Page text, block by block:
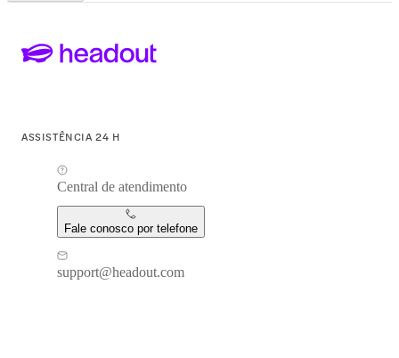
ASSISTÊNCIA 24 H
Central de atendimento
Fale conosco por telefone
support@headout.com